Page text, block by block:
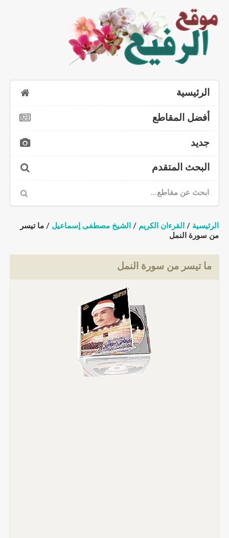
الرئيسية
أفضل المقاطع
جديد
البحث المتقدم
الرئيسية / القرءان الكريم / الشيخ مصطفى إسماعيل / ما تيسر
من سورة النمل
ما تيسر من سورة النمل